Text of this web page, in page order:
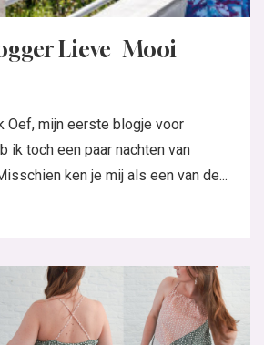
Lieve | Mooi
Oef, mijn eerste blogje voor
ik toch een paar nachten van
ken je mij als een van de...